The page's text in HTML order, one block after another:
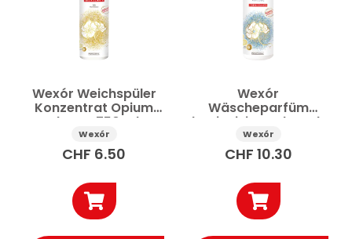
Wexór Weichspüler
Konzentrat Opium
Flower 750 ml
Wexór
CHF 6.50
Wexór
Wäscheparfüm
hygienisierend Fresh
Laundry 235 ml
Wexór
CHF 10.30